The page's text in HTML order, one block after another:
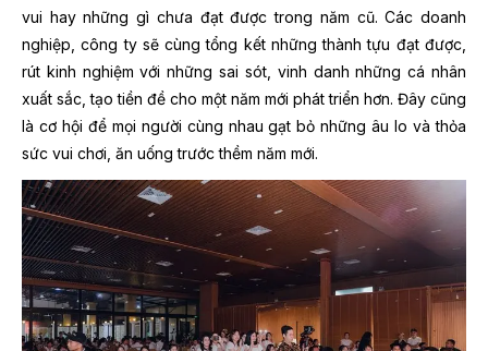
vui hay những gì chưa đạt được trong năm cũ. Các doanh
nghiệp, công ty sẽ cùng tổng kết những thành tựu đạt được,
rút kinh nghiệm với những sai sót, vinh danh những cá nhân
xuất sắc, tạo tiền đề cho một năm mới phát triển hơn. Đây cũng
là cơ hội để mọi người cùng nhau gạt bỏ những âu lo và thỏa
sức vui chơi, ăn uống trước thềm năm mới.